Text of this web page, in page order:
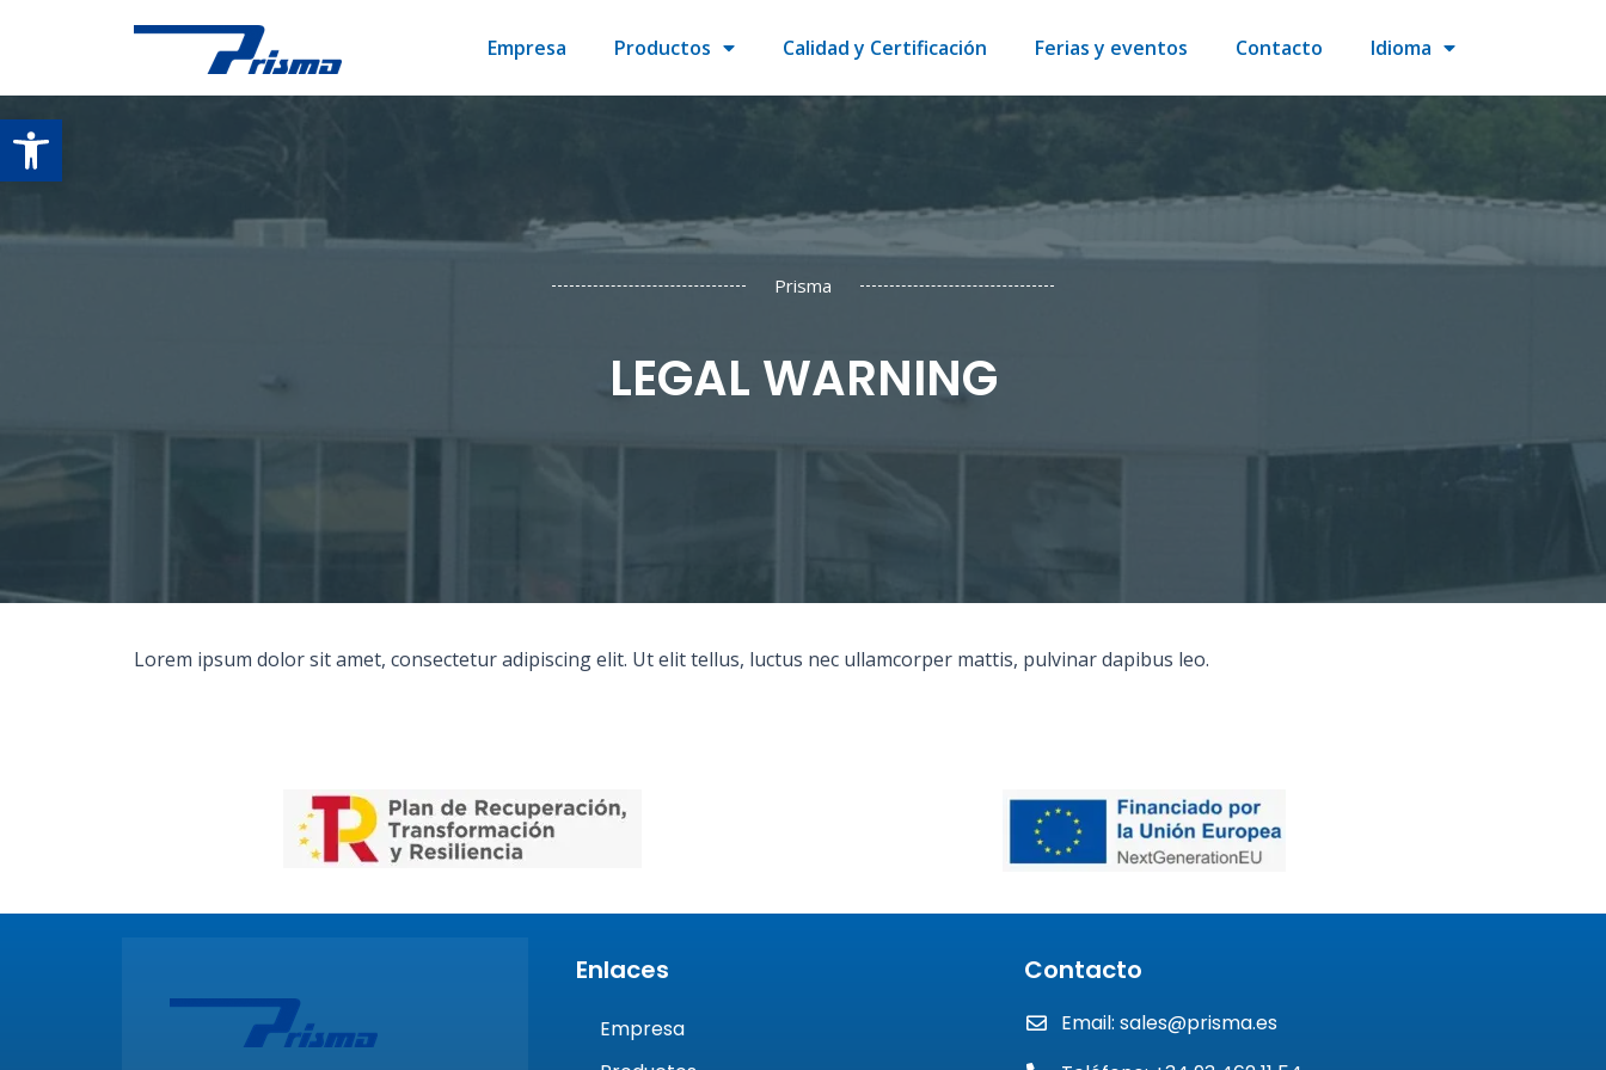
Open toolbar
Empresa Productos Calidad y Certificación Ferias y eventos Contacto Idioma
Prisma
LEGAL WARNING
Lorem ipsum dolor sit amet, consectetur adipiscing elit. Ut elit tellus, luctus nec ullamcorper mattis, pulvinar dapibus leo.
Enlaces
Empresa
Contacto
Email: sales@prisma.es